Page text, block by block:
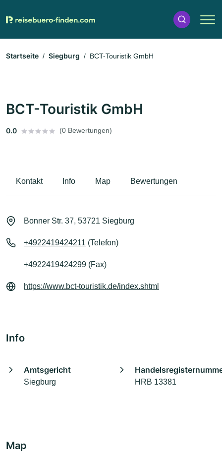
Startseite Siegburg BCT-Touristik GmbH
BCT-Touristik GmbH
0.0 (0 Bewertungen)
Kontakt Info Map Bewertungen
Bonner Str. 37, 53721 Siegburg
+4922419424211 (Telefon)
+4922419424299 (Fax)
https://www.bct-touristik.de/index.shtml
Info
Amtsgericht
Siegburg HRB 13381
Map